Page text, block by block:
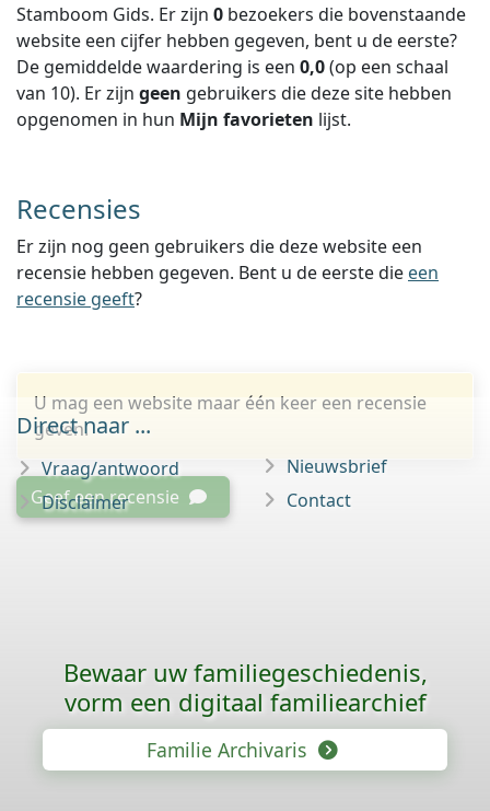
Stamboom Gids. Er zijn 0 bezoekers die bovenstaande
website een cijfer hebben gegeven, bent u de eerste?
De gemiddelde waardering is een 0,0(op een schaal
van 10). Er zijn geen gebruikers die deze site hebben
opgenomen in hun Mijn favorieten lijst.
Recensies
Er zijn nog geen gebruikers die deze website een
recensie hebben gegeven. Bent u de eerste die een
recensie geeft?
U mag een website maar één keer een recensie
geven.
Geef een recensie
Direct naar ...
Vraag/antwoord
Disclaimer
Nieuwsbrief
Contact
Bewaar uw familie­geschiedenis,
vorm een digitaal familiearchief
Familie Archivaris